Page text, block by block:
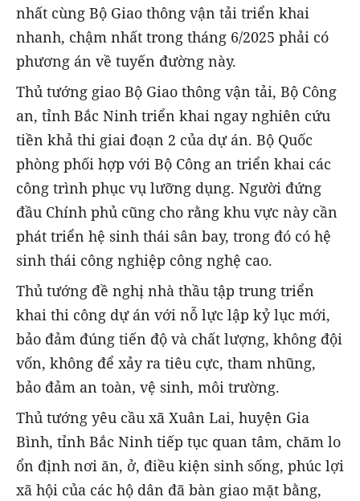
nhất cùng Bộ Giao thông vận tải triển khai
nhanh, chậm nhất trong tháng 6/2025 phải có
phương án về tuyến đường này.
Thủ tướng giao Bộ Giao thông vận tải, Bộ Công
an, tỉnh Bắc Ninh triển khai ngay nghiên cứu
tiền khả thi giai đoạn 2 của dự án. Bộ Quốc
phòng phối hợp với Bộ Công an triển khai các
công trình phục vụ lưỡng dụng. Người đứng
đầu Chính phủ cũng cho rằng khu vực này cần
phát triển hệ sinh thái sân bay, trong đó có hệ
sinh thái công nghiệp công nghệ cao.
Thủ tướng đề nghị nhà thầu tập trung triển
khai thi công dự án với nỗ lực lập kỷ lục mới,
bảo đảm đúng tiến độ và chất lượng, không đội
vốn, không để xảy ra tiêu cực, tham nhũng,
bảo đảm an toàn, vệ sinh, môi trường.
Thủ tướng yêu cầu xã Xuân Lai, huyện Gia
Bình, tỉnh Bắc Ninh tiếp tục quan tâm, chăm lo
ổn định nơi ăn, ở, điều kiện sinh sống, phúc lợi
xã hội của các hộ dân đã bàn giao mặt bằng,